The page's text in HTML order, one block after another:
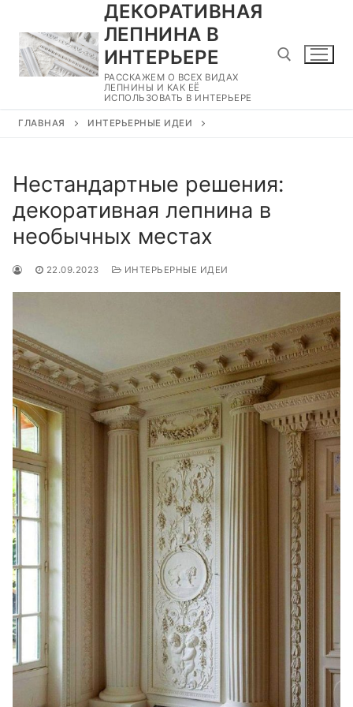
содержимому
ДЕКОРАТИВНАЯ
ЛЕПНИНА В
ИНТЕРЬЕРЕ
РАССКАЖЕМ О ВСЕХ ВИДАХ
ЛЕПНИНЫ И КАК ЕЁ
ИСПОЛЬЗОВАТЬ В ИНТЕРЬЕРЕ
ГЛАВНАЯ ИНТЕРЬЕРНЫЕ ИДЕИ
Нестандартные решения:
декоративная лепнина в
необычных местах
22.09.2023 ИНТЕРЬЕРНЫЕ ИДЕИ